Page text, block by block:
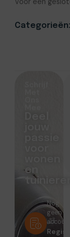
Categorieën:
en
tuinieren
Nog
geen